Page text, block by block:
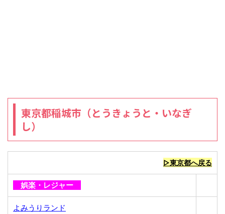
東京都稲城市（とうきょうと・いなぎ
し）
▷東京都へ戻る
娯楽・レジャー
よみうりランド